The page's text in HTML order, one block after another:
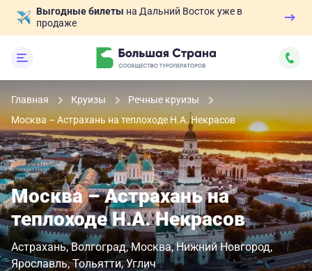
Выгодные билеты на Дальний Восток уже в
продаже
Главная Круизы
Речные круизы
Москва – Астрахань на теплоходе Н.А. Некрасов
Москва – Астрахань на
теплоходе Н.А. Некрасов
Астрахань Волгоград Москва Нижний Новгород
Ярославль Тольятти Углич